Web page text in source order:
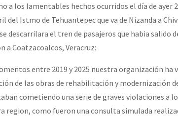
a los lamentables hechos ocurridos el día de ayer
del Istmo de Tehuantepec que va de Nizanda a
descarrilara el tren de pasajeros que habia salido
a Coatzacoalcos, Veracruz:
entre 2019 y 2025 nuestra organización ha
de las obras de rehabilitación y modernización
cometiendo una serie de graves violaciones a
region, como fueron una consulta simulada